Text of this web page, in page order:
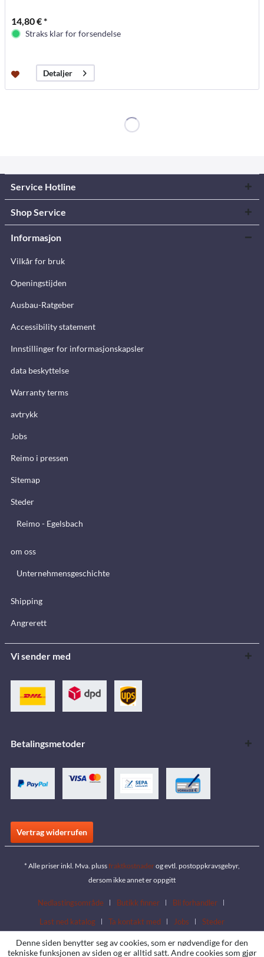
14,80 € *
Straks klar for forsendelse
Detaljer
Service Hotline
Shop Service
Informasjon
Vilkår for bruk
Openingstijden
Ausbau-Ratgeber
Accessibility statement
Innstillinger for informasjonskapsler
data beskyttelse
Warranty terms
avtrykk
Jobs
Reimo i pressen
Sitemap
Steder
Reimo - Egelsbach
om oss
Unternehmensgeschichte
Shipping
Angrerett
Vi sender med
Betalingsmetoder
Vertrag widerrufen
* Alle priser inkl. Mva. plussfraktkostnaderog evtl. postoppkravsgebyr,
dersom ikke annet er oppgitt
Nedlastingsområde Butikk finner
Bli forhandler
Last ned katalog
Ta kontakt med Jobs Steder
Denne siden benytter seg av cookies, som er nødvendige for den
tekniske funksjonen av siden og er alltid satt. Andre cookies som gjør